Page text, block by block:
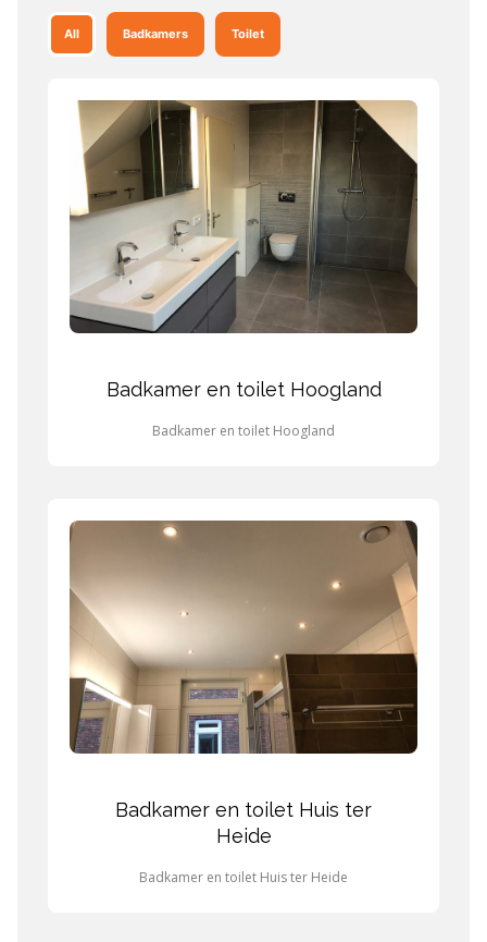
All Badkamers Toilet
Badkamer en toilet Hoogland
Badkamer en toilet Hoogland
Badkamer en toilet Huis ter
Heide
Badkamer en toilet Huis ter Heide